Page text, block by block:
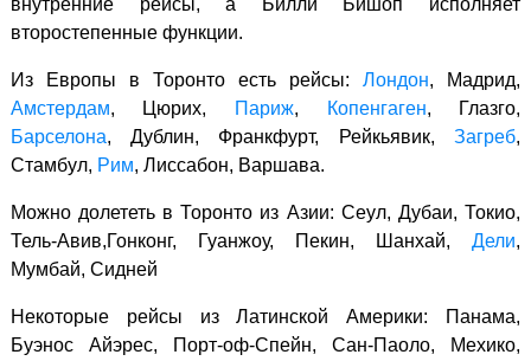
второстепенные функции.
Из Европы в Торонто есть рейсы:Лондон, Мадрид,
Амстердам, Цюрих, Париж, Копенгаген, Глазго,
Барселона, Дублин, Франкфурт, Рейкьявик,Загреб,
Стамбул, Рим, Лиссабон, Варшава.
Можно долететь в Торонто из Азии: Сеул, Дубаи, Токио,
Тель-Авив,Гонконг, Гуанжоу, Пекин, Шанхай,Дели,
Мумбай, Сидней
Некоторые рейсы из Латинской Америки: Панама,
Буэнос Айэрес, Порт-оф-Спейн, Сан-Паоло, Мехико,